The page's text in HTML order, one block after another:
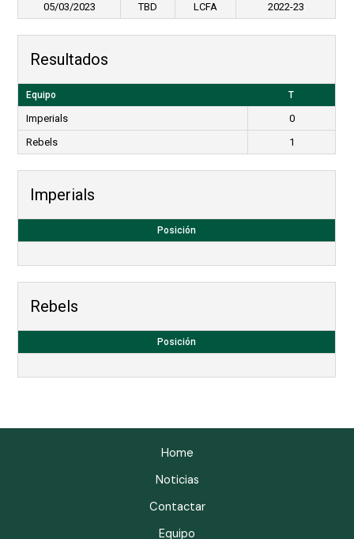
05/03/2023 TBD LCFA 2022-23
Resultados
Equipo T
Imperials
0
Rebels
1
Imperials
Posición
Rebels
Posición
Home
Noticias
Contactar
Equipo